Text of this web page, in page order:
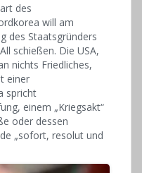
des
will am
des Staatsgründers
schießen. Die USA,
nichts Friedliches,
einer
spricht
einem „Kriegsakt“
oder dessen
„sofort, resolut und